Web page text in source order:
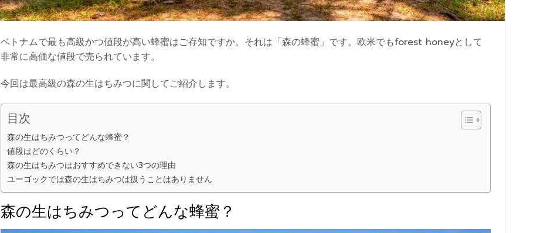
ベトナムで最も高級かつ値段が高い蜂蜜はご存知ですか。それは「森の蜂蜜」です。欧米でもforest honeyとして
非常に高価な値段で売られています。
今回は最高級の森の生はちみつに関してご紹介します。
目次
森の生はちみつってどんな蜂蜜？
値段はどのくらい？
森の生はちみつはおすすめできない3つの理由
ユーゴックでは森の生はちみつは扱うことはありません
森の生はちみつってどんな蜂蜜？